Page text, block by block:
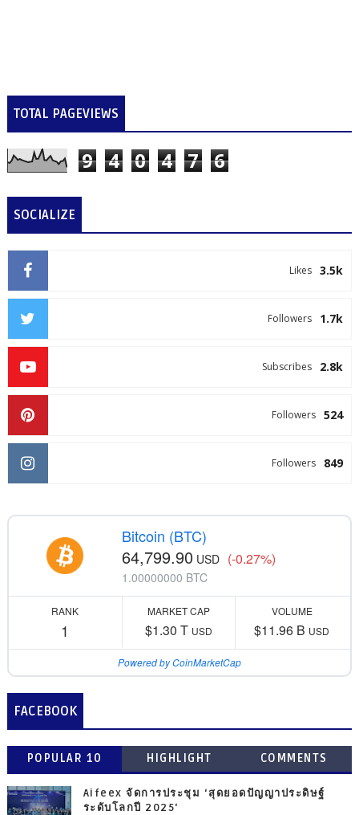
TOTAL PAGEVIEWS
9 4 0 4 7 6
SOCIALIZE
3.5k
Likes
1.7k
Followers
2.8k
Subscribes
524
Followers
849
Followers
Bitcoin (BTC)
64,799.90 USD (-0.27%)
1.00000000 BTC
RANK
1
MARKET CAP
$1.30 T USD
VOLUME
$11.96 B USD
Powered by CoinMarketCap
FACEBOOK
POPULAR 10 HIGHLIGHT COMMENTS
Aifeex จัดการประชุม ‘สุดยอดปัญญาประดิษฐ์
ระดับโลกปี 2025‘